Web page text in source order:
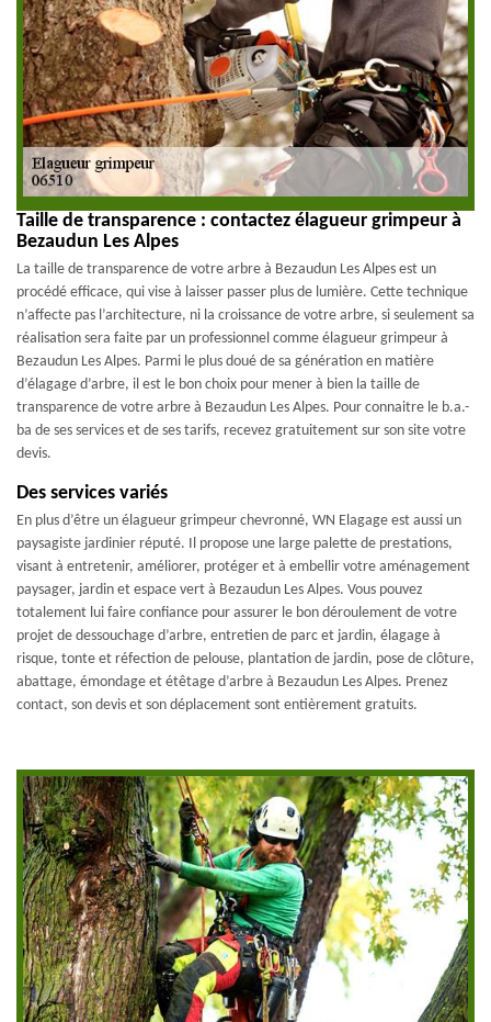
Taille de transparence : contactez élagueur grimpeur à
Bezaudun Les Alpes
La taille de transparence de votre arbre à Bezaudun Les Alpes est un
procédé efficace, qui vise à laisser passer plus de lumière. Cette technique
n’affecte pas l’architecture, ni la croissance de votre arbre, si seulement sa
réalisation sera faite par un professionnel comme élagueur grimpeur à
Bezaudun Les Alpes. Parmi le plus doué de sa génération en matière
d’élagage d’arbre, il est le bon choix pour mener à bien la taille de
transparence de votre arbre à Bezaudun Les Alpes. Pour connaitre le b.a.-
ba de ses services et de ses tarifs, recevez gratuitement sur son site votre
devis.
Des services variés
En plus d’être un élagueur grimpeur chevronné, WN Elagage est aussi un
paysagiste jardinier réputé. Il propose une large palette de prestations,
visant à entretenir, améliorer, protéger et à embellir votre aménagement
paysager, jardin et espace vert à Bezaudun Les Alpes. Vous pouvez
totalement lui faire confiance pour assurer le bon déroulement de votre
projet de dessouchage d’arbre, entretien de parc et jardin, élagage à
risque, tonte et réfection de pelouse, plantation de jardin, pose de clôture,
abattage, émondage et étêtage d’arbre à Bezaudun Les Alpes. Prenez
contact, son devis et son déplacement sont entièrement gratuits.